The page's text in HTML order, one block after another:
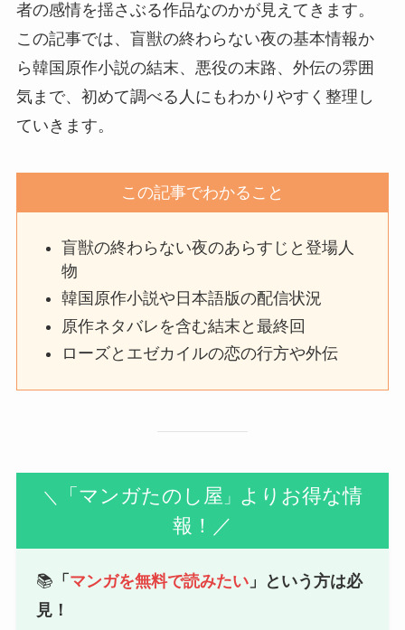
者の感情を揺さぶる作品なのかが見えてきます。
この記事では、盲獣の終わらない夜の基本情報か
ら韓国原作小説の結末、悪役の末路、外伝の雰囲
気まで、初めて調べる人にもわかりやすく整理し
ていきます。
この記事でわかること
盲獣の終わらない夜のあらすじと登場人
物
韓国原作小説や日本語版の配信状況
原作ネタバレを含む結末と最終回
ローズとエゼカイルの恋の行方や外伝
＼ 「マンガたのし屋 」
よりお得な情
報！／
📚 「 マンガを無料で読みたい 」という方は必
見！